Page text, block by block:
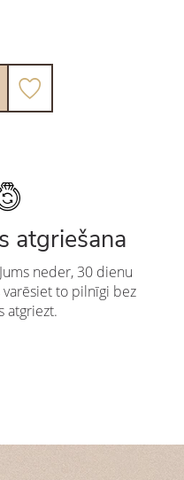
atgriešana
neder, 30 dienu
varēsiet to pilnīgi bez
atgriezt.